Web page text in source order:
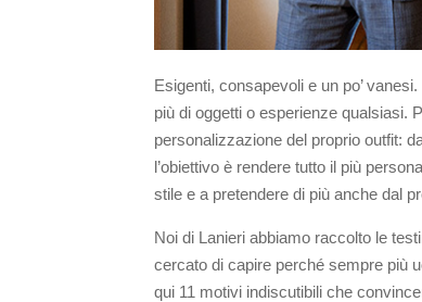
Esigenti, consapevoli e un po’
più di oggetti o esperienze qualsiasi.
personalizzazione del proprio outfit:
l’obiettivo è rendere tutto il più
stile e a pretendere di più anche dal
Noi di Lanieri abbiamo raccolto le
cercato di capire perché sempre più
qui 11 motivi indiscutibili che